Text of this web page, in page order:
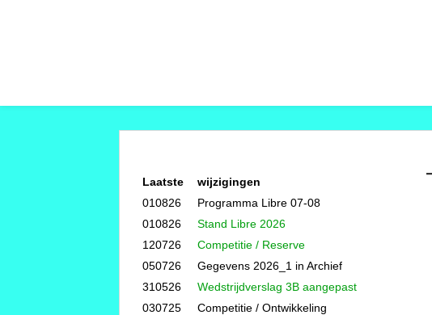
Laatste
wijzigingen
010826
Programma Libre 07-08
010826
Stand Libre 2026
120726
Competitie / Reserve
050726
Gegevens 2026_1 in Archief
310526
Wedstrijdverslag 3B aangepast
030725
Competitie / Ontwikkeling